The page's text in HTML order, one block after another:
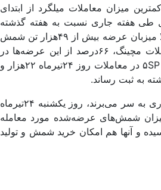
کمترین میزان معاملات میلگرد از ابتدای
طی هفته جاری نسبت به هفته گذشته
۱.۱‌درصد افزایش داشته است. همچنین روز یکشنبه ۲۴تیرماه ۱۴۰۳، بورس‌کالا میزبان عرضه بیش از ۴۹‌هزار تن شمش
بود که با توجه به ثبت تقاضای ۱.۶برابری نسبت به عرضه و با احتساب معاملات مچینگ، ۶۶‌درصد از این عرضه‌‌‌ها در
رینگ فیزیکی بورس‌کالای ایران به فروش رسید. قیمت میانگین موزون شمش ۵SP در معاملات روز ۲۴تیرماه ۲۲‌هزار و
در تعطیلی اجباری به سر می‌‌‌برند، روز یکشنبه ۲۴تیرماه
در سال‌جاری رقم خورد و ۶۶‌درصد از میزان شمش‌‌‌های عرضه‌شده مورد معامله
و آنها هم امکان خرید شمش و تولید